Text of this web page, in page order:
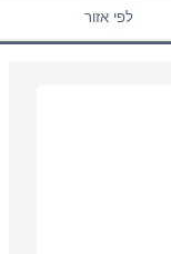
לפי אזור